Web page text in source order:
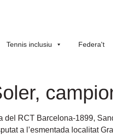
Tennis inclusiu Federa't
del RCT Barcelona-1899,
a l’esmentada localitat